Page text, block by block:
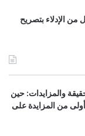
الإدلاء بتصريح
والمزايدات: حين
من المزايدة على